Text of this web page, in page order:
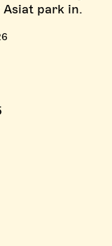
Asiat park in.